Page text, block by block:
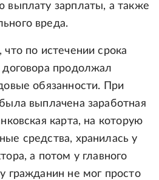
выплату зарплаты, а также
вреда.
по истечении срока
договора продолжал
обязанности. При
выплачена заработная
карта, на которую
средства, хранилась у
а потом у главного
гражданин не мог просто